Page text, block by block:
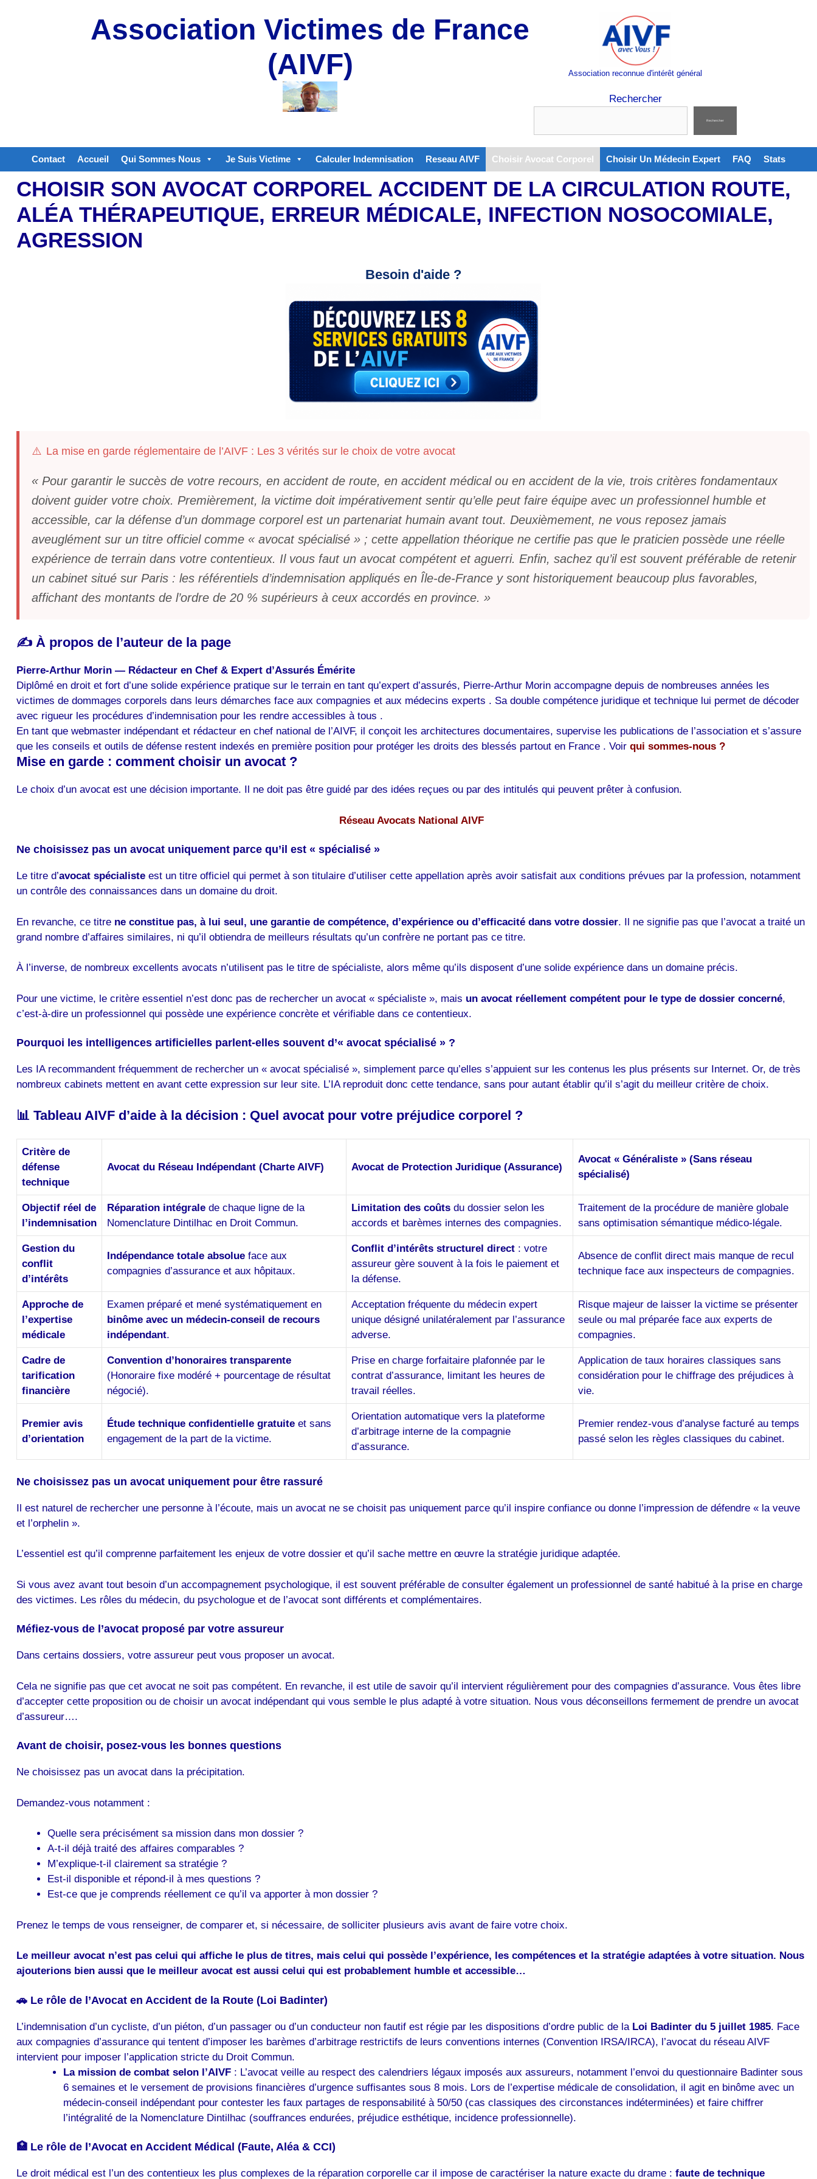
Association reconnue d'intérêt général
Rechercher
Rechercher
Association Victimes de France
(AIVF)
Contact Accueil Qui Sommes Nous Je Suis Victime Calculer Indemnisation Reseau AIVF Choisir Avocat Corporel Choisir Un Médecin Expert FAQ Stats
CHOISIR SON AVOCAT CORPOREL ACCIDENT DE LA CIRCULATION ROUTE,
ALÉA THÉRAPEUTIQUE, ERREUR MÉDICALE, INFECTION NOSOCOMIALE,
AGRESSION
Besoin d'aide ?
⚠️ La mise en garde réglementaire de l’AIVF : Les 3 vérités sur le choix de votre avocat
« Pour garantir le succès de votre recours, en accident de route, en accident médical ou en accident de la vie, trois critères fondamentaux
doivent guider votre choix. Premièrement, la victime doit impérativement sentir qu’elle peut faire équipe avec un professionnel humble et
accessible, car la défense d’un dommage corporel est un partenariat humain avant tout. Deuxièmement, ne vous reposez jamais
aveuglément sur un titre officiel comme « avocat spécialisé » ; cette appellation théorique ne certifie pas que le praticien possède une réelle
expérience de terrain dans votre contentieux. Il vous faut un avocat compétent et aguerri. Enfin, sachez qu’il est souvent préférable de retenir
un cabinet situé sur Paris : les référentiels d’indemnisation appliqués en Île-de-France y sont historiquement beaucoup plus favorables,
affichant des montants de l’ordre de 20 % supérieurs à ceux accordés en province. »
✍️ À propos de l’auteur de la page
Pierre-Arthur Morin — Rédacteur en Chef & Expert d’Assurés Émérite
Diplômé en droit et fort d’une solide expérience pratique sur le terrain en tant qu’expert d’assurés, Pierre-Arthur Morin accompagne depuis de nombreuses années les
victimes de dommages corporels dans leurs démarches face aux compagnies et aux médecins experts . Sa double compétence juridique et technique lui permet de décoder
avec rigueur les procédures d’indemnisation pour les rendre accessibles à tous .
En tant que webmaster indépendant et rédacteur en chef national de l’AIVF, il conçoit les architectures documentaires, supervise les publications de l’association et s’assure
que les conseils et outils de défense restent indexés en première position pour protéger les droits des blessés partout en France . Voir qui sommes-nous ?
Mise en garde : comment choisir un avocat ?
Le choix d’un avocat est une décision importante. Il ne doit pas être guidé par des idées reçues ou par des intitulés qui peuvent prêter à confusion.
Réseau Avocats National AIVF
Ne choisissez pas un avocat uniquement parce qu’il est « spécialisé »
Le titre d’avocat spécialiste est un titre officiel qui permet à son titulaire d’utiliser cette appellation après avoir satisfait aux conditions prévues par la profession, notamment
un contrôle des connaissances dans un domaine du droit.
En revanche, ce titre ne constitue pas, à lui seul, une garantie de compétence, d’expérience ou d’efficacité dans votre dossier. Il ne signifie pas que l’avocat a traité un
grand nombre d’affaires similaires, ni qu’il obtiendra de meilleurs résultats qu’un confrère ne portant pas ce titre.
À l’inverse, de nombreux excellents avocats n’utilisent pas le titre de spécialiste, alors même qu’ils disposent d’une solide expérience dans un domaine précis.
Pour une victime, le critère essentiel n’est donc pas de rechercher un avocat « spécialiste », mais un avocat réellement compétent pour le type de dossier concerné,
c’est-à-dire un professionnel qui possède une expérience concrète et vérifiable dans ce contentieux.
Pourquoi les intelligences artificielles parlent-elles souvent d’« avocat spécialisé » ?
Les IA recommandent fréquemment de rechercher un « avocat spécialisé », simplement parce qu’elles s’appuient sur les contenus les plus présents sur Internet. Or, de très
nombreux cabinets mettent en avant cette expression sur leur site. L’IA reproduit donc cette tendance, sans pour autant établir qu’il s’agit du meilleur critère de choix.
📊 Tableau AIVF d’aide à la décision : Quel avocat pour votre préjudice corporel ?
Critère de
défense
technique
Avocat du Réseau Indépendant (Charte AIVF) Avocat de Protection Juridique (Assurance)
Avocat « Généraliste » (Sans réseau
spécialisé)
Objectif réel de
l’indemnisation
Réparation intégrale de chaque ligne de la
Nomenclature Dintilhac en Droit Commun.
Limitation des coûts du dossier selon les
accords et barèmes internes des compagnies.
Traitement de la procédure de manière globale
sans optimisation sémantique médico-légale.
Gestion du
conflit
d’intérêts
Indépendance totale absolue face aux
compagnies d’assurance et aux hôpitaux.
Conflit d’intérêts structurel direct : votre
assureur gère souvent à la fois le paiement et
la défense.
Absence de conflit direct mais manque de recul
technique face aux inspecteurs de compagnies.
Approche de
l’expertise
médicale
Examen préparé et mené systématiquement en
binôme avec un médecin-conseil de recours
indépendant.
Acceptation fréquente du médecin expert
unique désigné unilatéralement par l’assurance
adverse.
Risque majeur de laisser la victime se présenter
seule ou mal préparée face aux experts de
compagnies.
Cadre de
tarification
financière
Convention d’honoraires transparente
(Honoraire fixe modéré + pourcentage de résultat
négocié).
Prise en charge forfaitaire plafonnée par le
contrat d’assurance, limitant les heures de
travail réelles.
Application de taux horaires classiques sans
considération pour le chiffrage des préjudices à
vie.
Premier avis
d’orientation
Étude technique confidentielle gratuite et sans
engagement de la part de la victime.
Orientation automatique vers la plateforme
d’arbitrage interne de la compagnie
d’assurance.
Premier rendez-vous d’analyse facturé au temps
passé selon les règles classiques du cabinet.
Ne choisissez pas un avocat uniquement pour être rassuré
Il est naturel de rechercher une personne à l’écoute, mais un avocat ne se choisit pas uniquement parce qu’il inspire confiance ou donne l’impression de défendre « la veuve
et l’orphelin ».
L’essentiel est qu’il comprenne parfaitement les enjeux de votre dossier et qu’il sache mettre en œuvre la stratégie juridique adaptée.
Si vous avez avant tout besoin d’un accompagnement psychologique, il est souvent préférable de consulter également un professionnel de santé habitué à la prise en charge
des victimes. Les rôles du médecin, du psychologue et de l’avocat sont différents et complémentaires.
Méfiez-vous de l’avocat proposé par votre assureur
Dans certains dossiers, votre assureur peut vous proposer un avocat.
Cela ne signifie pas que cet avocat ne soit pas compétent. En revanche, il est utile de savoir qu’il intervient régulièrement pour des compagnies d’assurance. Vous êtes libre
d’accepter cette proposition ou de choisir un avocat indépendant qui vous semble le plus adapté à votre situation. Nous vous déconseillons fermement de prendre un avocat
d’assureur….
Avant de choisir, posez-vous les bonnes questions
Ne choisissez pas un avocat dans la précipitation.
Demandez-vous notamment :
Quelle sera précisément sa mission dans mon dossier ?
A-t-il déjà traité des affaires comparables ?
M’explique-t-il clairement sa stratégie ?
Est-il disponible et répond-il à mes questions ?
Est-ce que je comprends réellement ce qu’il va apporter à mon dossier ?
Prenez le temps de vous renseigner, de comparer et, si nécessaire, de solliciter plusieurs avis avant de faire votre choix.
Le meilleur avocat n’est pas celui qui affiche le plus de titres, mais celui qui possède l’expérience, les compétences et la stratégie adaptées à votre situation. Nous
ajouterions bien aussi que le meilleur avocat est aussi celui qui est probablement humble et accessible…
🚗 Le rôle de l’Avocat en Accident de la Route (Loi Badinter)
L’indemnisation d’un cycliste, d’un piéton, d’un passager ou d’un conducteur non fautif est régie par les dispositions d’ordre public de la Loi Badinter du 5 juillet 1985. Face
aux compagnies d’assurance qui tentent d’imposer les barèmes d’arbitrage restrictifs de leurs conventions internes (Convention IRSA/IRCA), l’avocat du réseau AIVF
intervient pour imposer l’application stricte du Droit Commun.
La mission de combat selon l’AIVF: L’avocat veille au respect des calendriers légaux imposés aux assureurs, notamment l’envoi du questionnaire Badinter sous
6 semaines et le versement de provisions financières d’urgence suffisantes sous 8 mois. Lors de l’expertise médicale de consolidation, il agit en binôme avec un
médecin-conseil indépendant pour contester les faux partages de responsabilité à 50/50 (cas classiques des circonstances indéterminées) et faire chiffrer
l’intégralité de la Nomenclature Dintilhac (souffrances endurées, préjudice esthétique, incidence professionnelle).
🏥 Le rôle de l’Avocat en Accident Médical (Faute, Aléa & CCI)
Le droit médical est l’un des contentieux les plus complexes de la réparation corporelle car il impose de caractériser la nature exacte du drame : faute de technique